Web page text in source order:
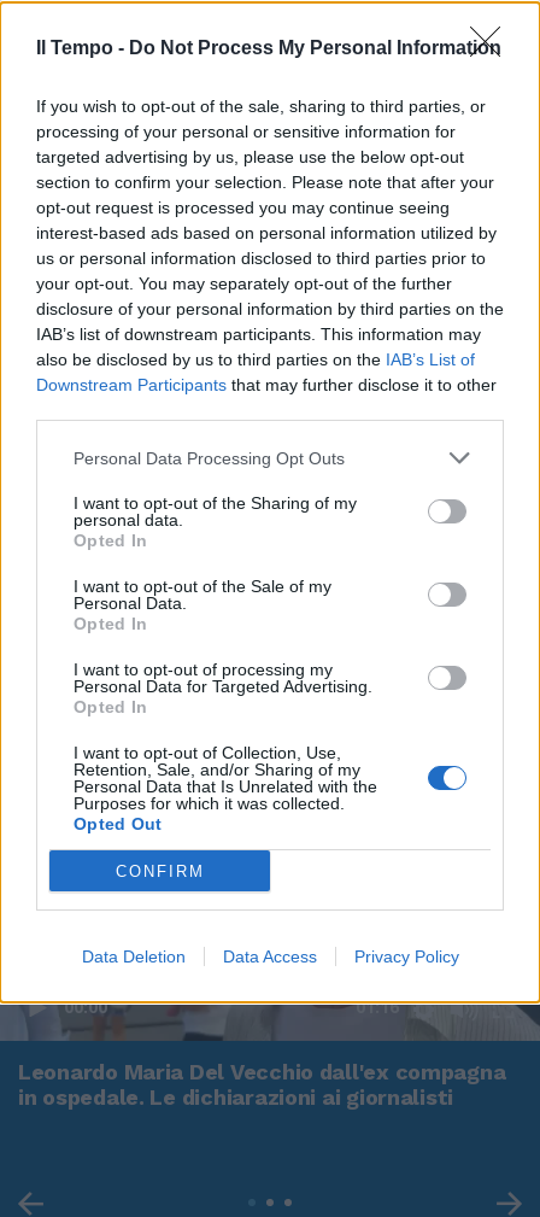
Il Tempo - Do Not Process My Personal Information
If you wish to opt-out of the sale, sharing to third parties, or
processing of your personal or sensitive information for
targeted advertising by us, please use the below opt-out
section to confirm your selection. Please note that after your
opt-out request is processed you may continue seeing
interest-based ads based on personal information utilized by
us or personal information disclosed to third parties prior to
your opt-out. You may separately opt-out of the further
disclosure of your personal information by third parties on the
IAB’s list of downstream participants. This information may
also be disclosed by us to third parties on the IAB’s List of
Downstream Participants that may further disclose it to other
Personal Data Processing Opt Outs
I want to opt-out of the Sharing of my
personal data.
Opted In
I want to opt-out of the Sale of my
Personal Data.
Opted In
I want to opt-out of processing my
Personal Data for Targeted Advertising.
Opted In
I want to opt-out of Collection, Use,
Retention, Sale, and/or Sharing of my
Personal Data that Is Unrelated with the
Purposes for which it was collected.
Opted Out
CONFIRM
Data Deletion Data Access Privacy Policy
00:00 01:16
Leonardo Maria Del Vecchio dall'ex compagna
in ospedale. Le dichiarazioni ai giornalisti